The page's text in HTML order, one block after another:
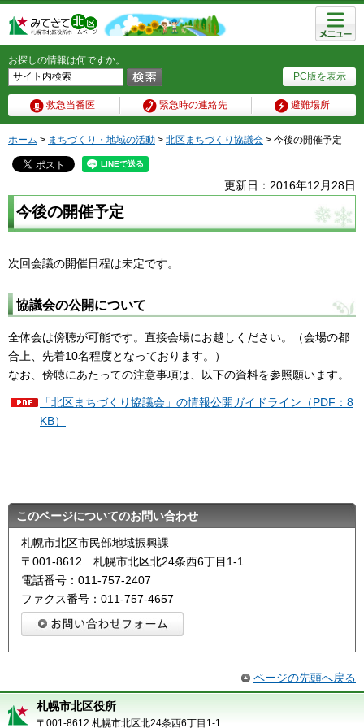
PC版を表示
お探しの情報は何ですか。
救急当番医 緊急時の連絡先 避難場所
メニュ
ー
ホーム > まちづくり・地域の活動 > 北区まちづくり協議会 > 今後の開催予定
更新日：2016年12月28日
今後の開催予定
次回会議の開催日程は未定です。
協議会の公開について
全体会は傍聴が可能です。直接会場にお越しください。（会場の都
合上、先着10名程度となっております。）
なお、傍聴にあたっての注意事項は、以下の資料を参照願います。
「北区まちづくり協議会」の情報公開ガイドライン（PDF：8
KB）
このページについてのお問い合わせ
札幌市北区市民部地域振興課
〒001-8612 札幌市北区北24条西6丁目1-1
電話番号：011-757-2407
ファクス番号：011-757-4657
ページの先頭へ戻る
札幌市北区役所
〒001-8612 札幌市北区北24条西6丁目1-1